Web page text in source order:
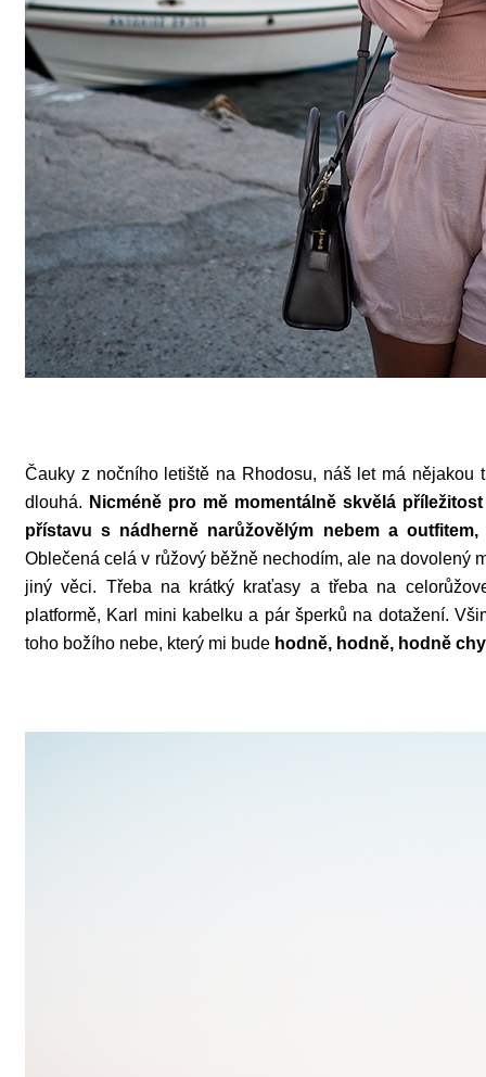
Čauky z nočního letiště na Rhodosu, náš let má
dlouhá. Nicméně pro mě momentálně skvělá
přístavu s nádherně narůžovělým nebem a
Oblečená celá v růžový běžně nechodím, ale na dovolený
jiný věci. Třeba na krátký kraťasy a třeba na
platformě, Karl mini kabelku a pár šperků na dotažení.
toho božího nebe, který mi bude hodně, hodně, hodně